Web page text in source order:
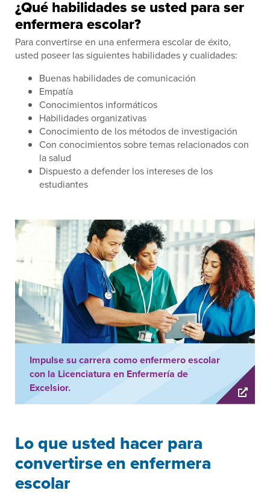
¿Qué habilidades se usted para ser
enfermera escolar?
Para convertirse en una enfermera escolar de éxito,
usted poseer las siguientes habilidades y cualidades:
Buenas habilidades de comunicación
Empatía
Conocimientos informáticos
Habilidades organizativas
Conocimiento de los métodos de investigación
Con conocimientos sobre temas relacionados con
la salud
Dispuesto a defender los intereses de los
estudiantes
Impulse su carrera como enfermero escolar
con la Licenciatura en Enfermería de
Excelsior.
Lo que usted hacer para
convertirse en enfermera
escolar